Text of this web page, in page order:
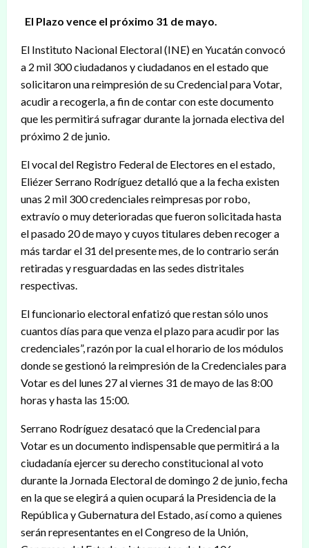
El Plazo vence el próximo 31 de mayo.
El Instituto Nacional Electoral (INE) en Yucatán convocó
a 2 mil 300 ciudadanos y ciudadanos en el estado que
solicitaron una reimpresión de su Credencial para Votar,
acudir a recogerla, a fin de contar con este documento
que les permitirá sufragar durante la jornada electiva del
próximo 2 de junio.
El vocal del Registro Federal de Electores en el estado,
Eliézer Serrano Rodríguez detalló que a la fecha existen
unas 2 mil 300 credenciales reimpresas por robo,
extravío o muy deterioradas que fueron solicitada hasta
el pasado 20 de mayo y cuyos titulares deben recoger a
más tardar el 31 del presente mes, de lo contrario serán
retiradas y resguardadas en las sedes distritales
respectivas.
El funcionario electoral enfatizó que restan sólo unos
cuantos días para que venza el plazo para acudir por las
credenciales”, razón por la cual el horario de los módulos
donde se gestionó la reimpresión de la Credenciales para
Votar es del lunes 27 al viernes 31 de mayo de las 8:00
horas y hasta las 15:00.
Serrano Rodríguez desatacó que la Credencial para
Votar es un documento indispensable que permitirá a la
ciudadanía ejercer su derecho constitucional al voto
durante la Jornada Electoral de domingo 2 de junio, fecha
en la que se elegirá a quien ocupará la Presidencia de la
República y Gubernatura del Estado, así como a quienes
serán representantes en el Congreso de la Unión,